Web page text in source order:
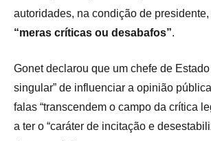
autoridades, na condição de presidente,
“meras críticas ou desabafos”.
Gonet declarou que um chefe de
singular” de influenciar a opinião
falas “transcendem o campo da crítica
a ter o “caráter de incitação e